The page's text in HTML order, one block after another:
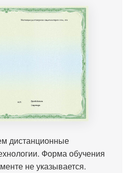
дистанционные
Форма обучения
не указывается.